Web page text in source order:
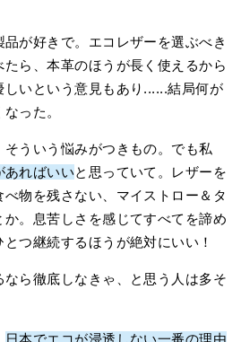
が好きで。エコレザーを選ぶべき
ら、本革のほうが長く使えるから
いという意見もあり......結局何が
った。
ういう悩みがつきもの。でも私
あればいいと思っていて。レザーを
物を残さない、マイストロー＆タ
か。息苦しさを感じてすべてを諦め
つ継続するほうが絶対にいい！
ら徹底しなきゃ、と思う人は多そ